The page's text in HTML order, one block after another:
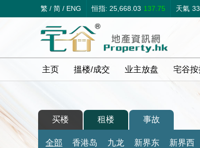
繁 / 简 / ENG 恒指: 25,668.03 137.75 天氣
主页 搵楼/成交 业主放盘 宅谷按
买楼 租楼 事故
全部 香港岛 九龙 新界东 新界西